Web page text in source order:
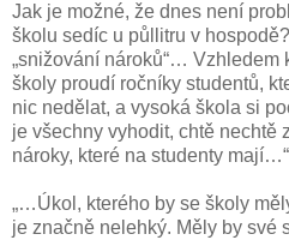
Jak je možné, že dnes není
školu sedíc u půllitru v
„snižování nároků“… Vzhledem
školy proudí ročníky studentů,
nic nedělat, a vysoká škola si
je všechny vyhodit, chtě nechtě
nároky, které na studenty mají…“
„…Úkol, kterého by se školy
je značně nelehký. Měly by své